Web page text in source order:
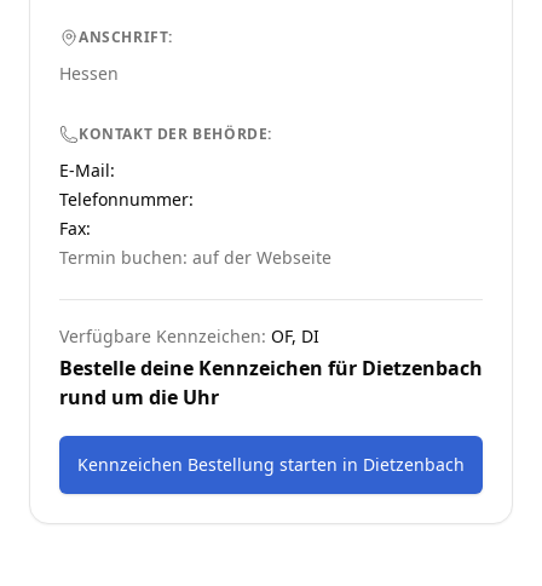
ANSCHRIFT:
Hessen
KONTAKT DER BEHÖRDE:
E-Mail:
Telefonnummer:
Fax:
Termin buchen: auf der Webseite
Verfügbare Kennzeichen: OF, DI
Bestelle deine Kennzeichen für Dietzenbach
rund um die Uhr
Kennzeichen Bestellung starten in Dietzenbach